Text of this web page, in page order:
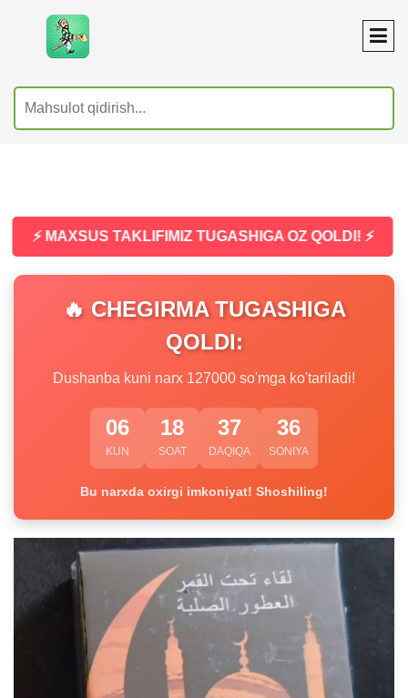
⚡ MAXSUS TAKLIFIMIZ TUGASHIGA OZ QOLDI! ⚡
🔥 CHEGIRMA TUGASHIGA
QOLDI:
Dushanba kuni narx 127000 so'mga ko'tariladi!
06
KUN
18
SOAT
37
DAQIQA
35
SONIYA
Bu narxda oxirgi imkoniyat! Shoshiling!